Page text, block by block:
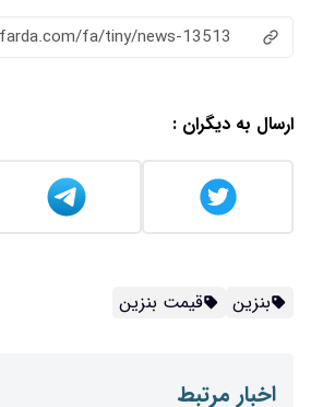
fa/tiny/news-13513
ارسال به دیگران :
بنزین قیمت بنزین
اخبار مرتبط